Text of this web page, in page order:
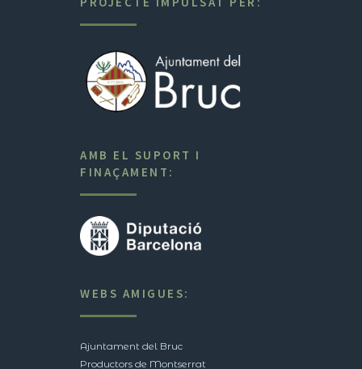
AMB EL SUPORT I
FINAÇAMENT:
WEBS AMIGUES:
Ajuntament del Bruc
Productors de Montserrat